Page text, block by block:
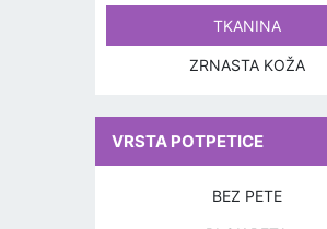
TKANINA
ZRNASTA KOŽA
VRSTA POTPETICE
BEZ PETE